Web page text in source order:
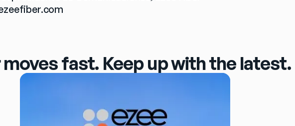
moves fast. Keep up with the latest.